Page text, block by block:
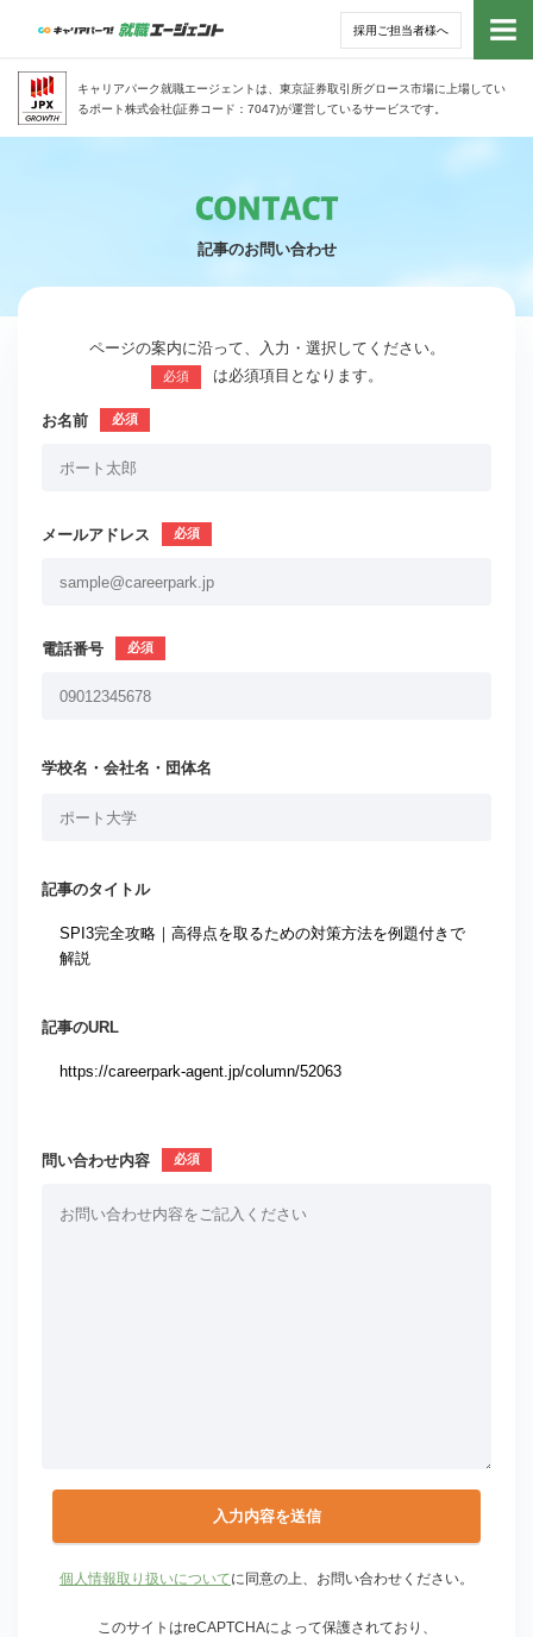
採用ご担当者様へ
キャリアパーク就職エージェントは、東京証券取引所グロース市場に上場してい
るポート株式会社(証券コード：7047)が運営しているサービスです。
トッ
記事のお問い合わせ
ページの案内に沿って、入力・選択してください。
必須 は必須項目となります。
お名前
メールアドレス
電話番号
学校名・会社名・団体名
記事のタイトル
記事のURL
問い合わせ内容
個人情報取り扱いについてに同意の上、お問い合わせください。
このサイトはreCAPTCHAによって保護されており、